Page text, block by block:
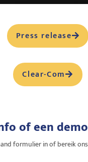
Press release
Clear-Com
of een
formulier in of bereik